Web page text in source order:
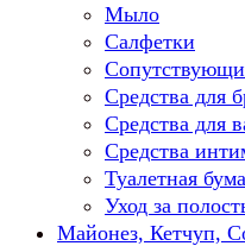
Мыло
Салфетки
Средства для
Средства для
Средства
Туалетная
Уход за
Майонез, Кетчуп,